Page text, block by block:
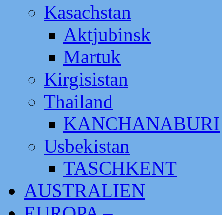
Kasachstan
Aktjubinsk
Martuk
Kirgisistan
Thailand
KANCHANABURI
Usbekistan
TASCHKENT
AUSTRALIEN